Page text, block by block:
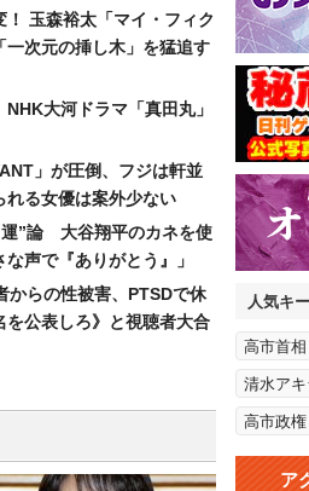
！ 玉森裕太「マイ・フィク
一次元の挿し木」を猛追す
大河ドラマ「真田丸」
」が圧倒、フジは軒並
る女優は案外少ない
”論 大谷翔平のカネを使
声で『ありがとう』」
からの性被害、PTSDで休
公表しろ》と視聴者大合
人気キ
高市首相
清水アキ
高市政権
ア